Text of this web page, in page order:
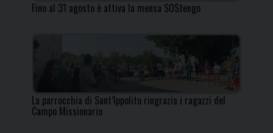
Fino al 31 agosto è attiva la mensa SOStengo
La parrocchia di Sant’Ippolito ringrazia i ragazzi del
Campo Missionario